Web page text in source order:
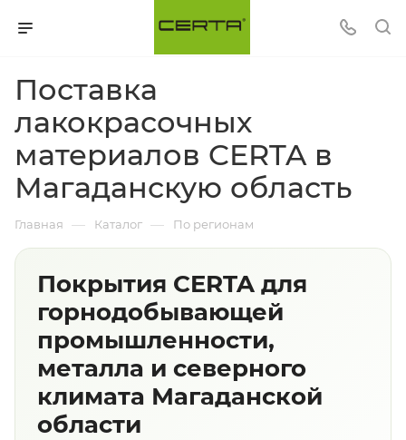
Поставка
лакокрасочных
материалов CERTA в
Магаданскую область
Главная — Каталог — По регионам
Покрытия CERTA для
горнодобывающей
промышленности,
металла и северного
климата Магаданской
области